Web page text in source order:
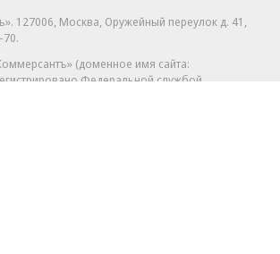
127006, Москва, Оружейный переулок д. 41,
70.
(доменное имя сайта:
Федеральной службой